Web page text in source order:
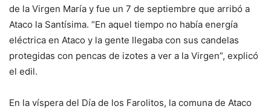
de la Virgen María y fue un 7 de septiembre que arribó a
Ataco la Santísima. “En aquel tiempo no había energía
eléctrica en Ataco y la gente llegaba con sus candelas
protegidas con pencas de izotes a ver a la Virgen”, explicó
el edil.
En la víspera del Día de los Farolitos, la comuna de Ataco